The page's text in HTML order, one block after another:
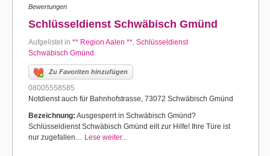
Bewertungen
Schlüsseldienst Schwäbisch Gmünd
Aufgelistet in ** Region Aalen **, Schlüsseldienst
Schwäbisch Gmünd
Zu Favoriten hinzufügen
08005558585
Notdienst auch für Bahnhofstrasse, 73072 Schwäbisch Gmünd
Bezeichnung: Ausgesperrt in Schwäbisch Gmünd?
Schlüsseldienst Schwäbisch Gmünd eilt zur Hilfe! Ihre Türe ist
nur zugefallen… Lese weiter...